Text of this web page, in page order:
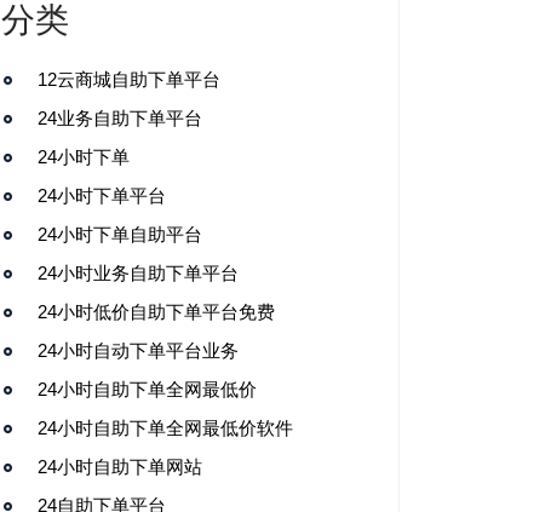
分类
12云商城自助下单平台
24业务自助下单平台
24小时下单
24小时下单平台
24小时下单自助平台
24小时业务自助下单平台
24小时低价自助下单平台免费
24小时自动下单平台业务
24小时自助下单全网最低价
24小时自助下单全网最低价软件
24小时自助下单网站
24自助下单平台